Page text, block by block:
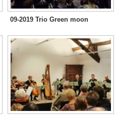
09-2019 Trio Green moon